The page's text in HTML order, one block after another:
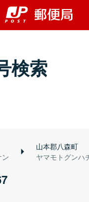
検索
ン
山本郡八森町
ヤマモトグンハ